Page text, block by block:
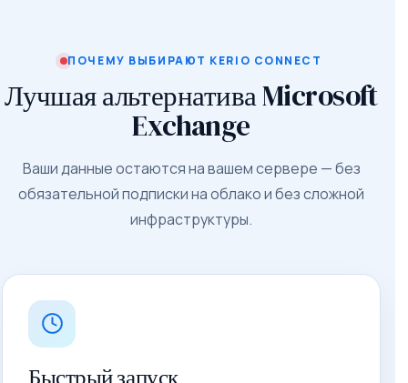
ПОЧЕМУ ВЫБИРАЮТ KERIO CONNECT
Лучшая альтернатива Microsoft
Exchange
Ваши данные остаются на вашем сервере — без
обязательной подписки на облако и без сложной
инфраструктуры.
Быстрый запуск